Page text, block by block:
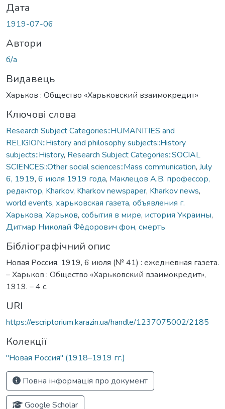
Дата
1919-07-06
Автори
б/а
Видавець
Харьков : Общество «Харьковский взаимокредит»
Ключові слова
Research Subject Categories::HUMANITIES and
RELIGION::History and philosophy subjects::History
subjects::History, Research Subject Categories::SOCIAL
SCIENCES::Other social sciences::Mass communication, July
6, 1919, 6 июля 1919 года, Маклецов А.В. профессор,
редактор, Kharkov, Kharkov newspaper, Kharkov news,
world events, харьковская газета, объявления г.
Харькова, Харьков, события в мире, история Украины,
Дитмар Николай Фёдорович фон, смерть
Бібліографічний опис
Новая Россия. 1919, 6 июля (№ 41) : ежедневная газета.
– Харьков : Общество «Харьковский взаимокредит»,
1919. – 4 с.
URI
https://escriptorium.karazin.ua/handle/1237075002/2185
Колекції
"Новая Россия" (1918–1919 гг.)
Повна інформація про документ
Google Scholar